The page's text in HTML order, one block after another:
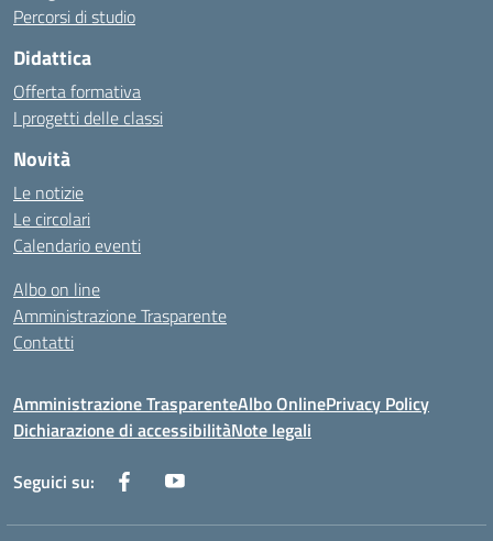
Percorsi di studio
Didattica
Offerta formativa
I progetti delle classi
Novità
Le notizie
Le circolari
Calendario eventi
Albo on line
Amministrazione Trasparente
Contatti
Amministrazione TrasparenteAlbo OnlinePrivacy Policy
Dichiarazione di accessibilitàNote legali
Seguici su: